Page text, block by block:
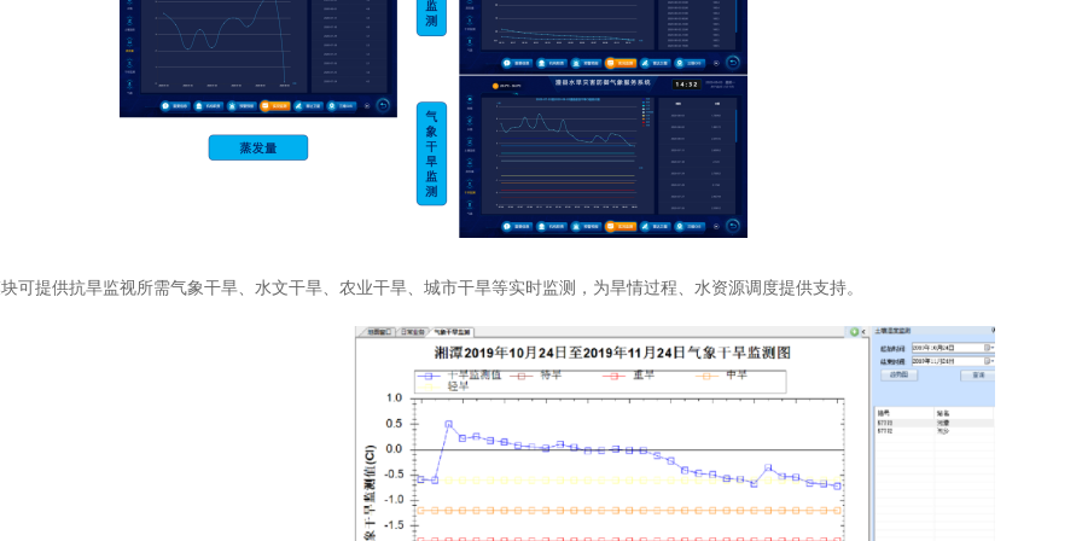
可提供抗旱监视所需气象干旱、水文干旱、农业干旱、城市干旱等实时监测，为旱情过程、水资源调度提供支持。